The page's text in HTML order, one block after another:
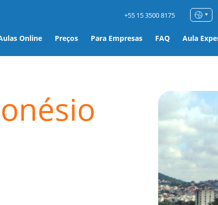
Online Preços Para Empresas FAQ Aula
+55 15 3500 8175